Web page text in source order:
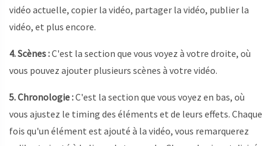
vidéo actuelle, copier la vidéo, partager la vidéo, publier la
vidéo, et plus encore.
4. Scènes :C'est la section que vous voyez à votre droite, où
vous pouvez ajouter plusieurs scènes à votre vidéo.
5. Chronologie :C'est la section que vous voyez en bas, où
vous ajustez le timing des éléments et de leurs effets. Chaque
fois qu'un élément est ajouté à la vidéo, vous remarquerez